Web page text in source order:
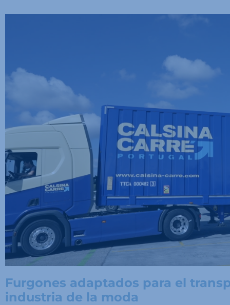
Furgones adaptados para el
industria de la moda